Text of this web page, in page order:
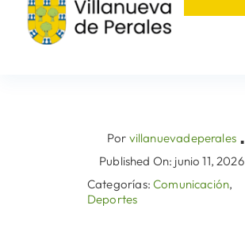
AyuntamientoPor villanuevadeperales ▪
Published On: junio 11, 2026
Categorías:Comunicación,
Deportes